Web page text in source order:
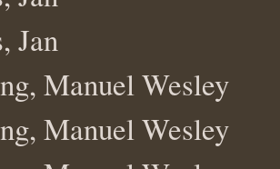
Jan
Manuel Wesley
Manuel Wesley